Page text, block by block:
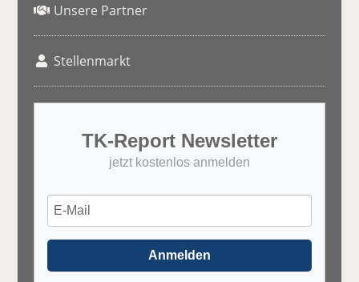
Unsere Partner
Stellenmarkt
TK-Report Newsletter
jetzt kostenlos anmelden
Anmelden